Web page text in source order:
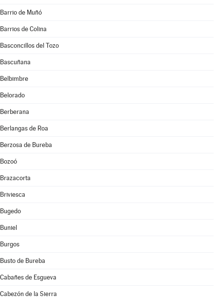
Barrio de Muñó
Barrios de Colina
Basconcillos del Tozo
Bascuñana
Belbimbre
Belorado
Berberana
Berlangas de Roa
Berzosa de Bureba
Bozoó
Brazacorta
Briviesca
Bugedo
Buniel
Burgos
Busto de Bureba
Cabañes de Esgueva
Cabezón de la Sierra